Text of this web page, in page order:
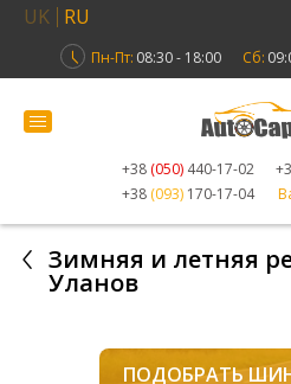
UK RU
Пн-Пт: 08:30 - 18:00 Сб:
+38 (050) 440-17-02
+38 (093) 170-17-04
Зимняя и летняя
Уланов
ПОДОБРАТЬ